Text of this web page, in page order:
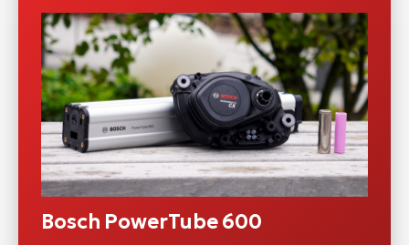
Bosch PowerTube 600